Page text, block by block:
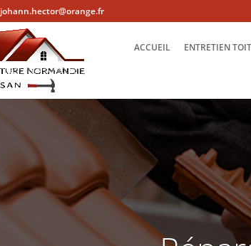
johann.hector@orange.fr
ACCUEIL ENTRETIEN